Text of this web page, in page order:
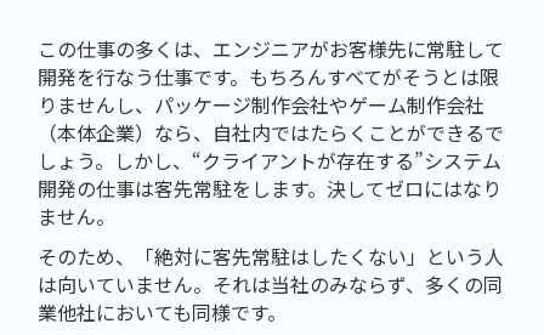
この仕事の多くは、エンジニアがお客様先に常駐して
開発を行なう仕事です。もちろんすべてがそうとは限
りませんし、パッケージ制作会社やゲーム制作会社
（本体企業）なら、自社内ではたらくことができるで
しょう。しかし、“クライアントが存在する”システム
開発の仕事は客先常駐をします。決してゼロにはなり
ません。
そのため、「絶対に客先常駐はしたくない」という人
は向いていません。それは当社のみならず、多くの同
業他社においても同様です。